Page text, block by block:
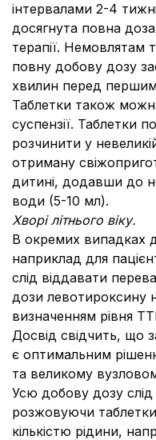
інтервалами 2-4
досягнута повна
терапії. Немовлятам
повну добову дозу
хвилин перед
Таблетки також
суспензії. Таблетки
розчинити у
отриману
дитині, додавши до
води (5-10 мл).
Хворі літнього віку.
В окремих випадках
наприклад для
слід віддавати
дози левотироксину
визначенням рівня
Досвід свідчить, що
є оптимальним
та великому
Усю добову дозу
розжовуючи
кількістю рідини,